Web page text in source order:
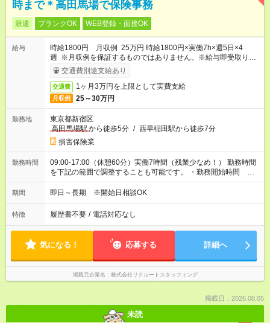
時まで＊高田馬場で保険事務
派遣 ブランクOK WEB登録・面接OK
給与
時給1800円 月収例 25万円 時給1800円×実働7h×週5日×4
週 ※月収例を保証するものではありません。※給与即受取りサ
ービス利用可（利用条件有）
交通費別途支給あり
交通費 1ヶ月3万円を上限として実費支給
月収例 25～30万円
勤務地
東京都新宿区
高田馬場駅から徒歩5分 / 西早稲田駅から徒歩7分
損害保険業
勤務時間
09:00-17:00（休憩60分）実働7時間（残業少なめ！） 勤務時間
を下記の範囲で調整することも可能です。 ・勤務開始時間
09:00～10:00 ・勤務終了時間 16:00～17:00 ・実働 05:00～
07:00
期間 即日～長期 ※開始日相談OK
特徴 履歴書不要 / 電話対応なし
気になる！ 応募する 詳細へ
掲載元企業名 株式会社リクルートスタッフィング
掲載日：2026.08.05
未読